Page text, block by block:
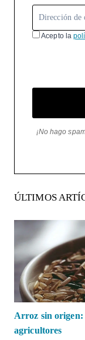
Acepto la
¡No hago
ÚLTIMOS
Arroz sin origen:
agricultores